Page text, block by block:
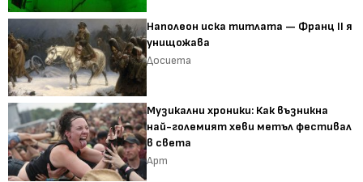
Наполеон иска титлата — Франц II я
унищожава
Досиета
Музикални хроники: Как възникна
най-големият хеви метъл фестивал
в света
Арт